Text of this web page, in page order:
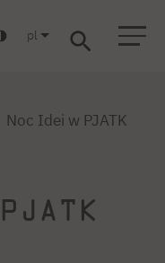
pl
Noc Idei w PJATK